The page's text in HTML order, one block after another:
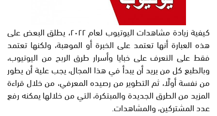
كيفية زيادة مشاهدات اليوتيوب لعام ٢٠٢٢، يطلق البعض على
هذه العبارة أنها تعتمد على الخبرة أو الموهبة، ولكنها تعتمد
فقط على التعرف على خبايا وأسرار طرق الربح من اليوتيوب،
وبالطبع كل من يريد أن يبدأ في هذا المجال، يجب علية أن يطور
من نفسة أولًا، ثم التطوير من رصيده المعرفي، من خلال قراءة
المزيد من الطرق الجديدة والمبتكرة، التي من خلالها يمكنه رفع
عدد المشتركين، والمشاهدات.